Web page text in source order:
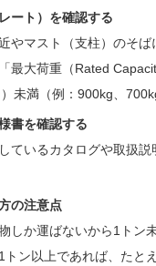
ート）を確認する
やマスト（支柱）のそ
最大荷重（Rated
未満（例：900kg、
書を確認する
ているカタログや取扱
の注意点
物しか運ばないから1ト
トン以上であれば、たと